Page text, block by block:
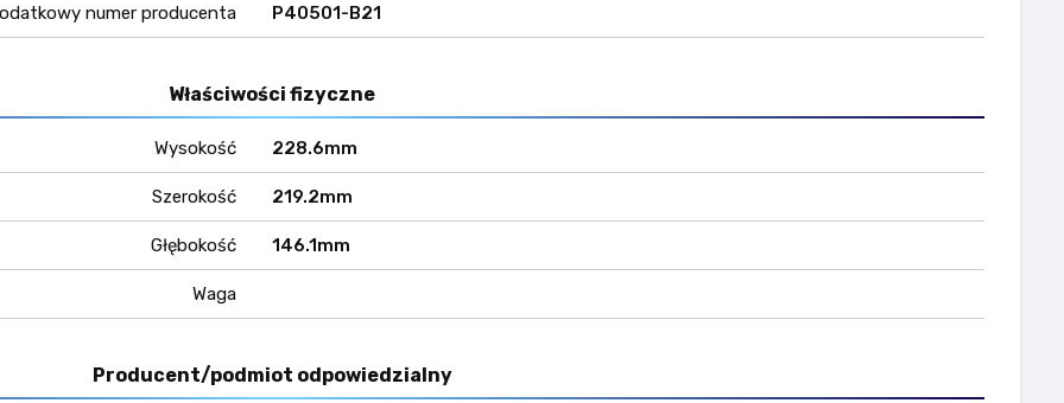
numer producenta P40501-B21
Właściwości fizyczne
Wysokość 228.6mm
Szerokość 219.2mm
Głębokość 146.1mm
Waga
Producent/podmiot odpowiedzialny